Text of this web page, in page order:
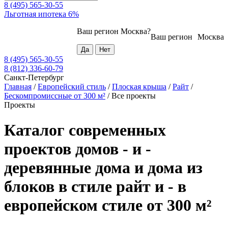
8 (495) 565-30-55
Льготная ипотека 6%
Москва
Ваш регион
Ваш регион Москва?
8 (495) 565-30-55
8 (812) 336-60-79
Санкт-Петербург
Главная /Европейский стиль /Плоская крыша /Райт /
Бескомпромиссные от 300 м² /Все проекты
Проекты
Каталог современных
проектов домов - и -
деревянные дома и дома из
блоков в стиле райт и - в
европейском стиле от 300 м²